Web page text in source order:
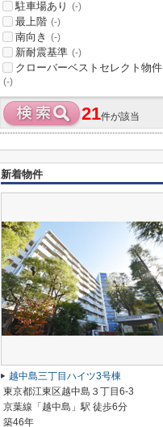
駐車場あり (-)
最上階 (-)
南向き (-)
新耐震基準 (-)
クローバーベストセレクト物件
(-)
21件が該当
新着物件
越中島三丁目ハイツ3号棟
東京都江東区越中島３丁目6-3
京葉線「越中島」駅 徒歩6分
築46年